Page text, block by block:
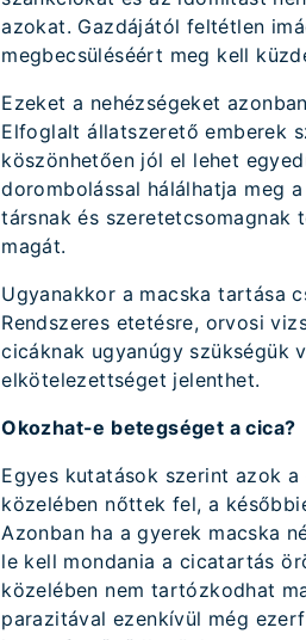
azokat. Gazdájától feltétlen
megbecsüléséért meg kell
Ezeket a nehézségeket
Elfoglalt állatszerető emberek
köszönhetően jól el lehet
dorombolással hálálhatja meg
társnak és szeretetcsomagnak
magát.
Ugyanakkor a macska tartása
Rendszeres etetésre, orvosi
cicáknak ugyanúgy szükségük
elkötelezettséget jelenthet.
Okozhat-e betegséget a cica?
Egyes kutatások szerint azok
közelében nőttek fel, a
Azonban ha a gyerek macska
le kell mondania a cicatartás
közelében nem tartózkodhat
parazitával ezenkívül még